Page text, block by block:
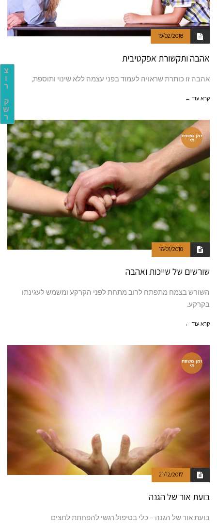
צ
ו
ר
ק
ש
ר
19/02/2018
אהבה ותקשורת אפקטיבית
אהבה זו כותרת שראויה לעמוד בפני עצמה ללא שינוי ותוספת,
קרא עוד ←
זמן משפח
תי
16/01/2018
שורשים של שייכות ואהבה
השורש בצמח מתפתח לרוב מתחת לפני הקרקע ומשמש לעגינתו
בקרקע.
קרא עוד ←
זמן משפח
תי
21/12/2017
בועת אור של הגנה
בועת אור של הגנה – כלי בטיפול רגשי להפחתת לחצים